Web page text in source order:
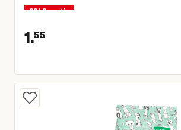
22+2 gratis
1.55
Huidige prijs € 1,55